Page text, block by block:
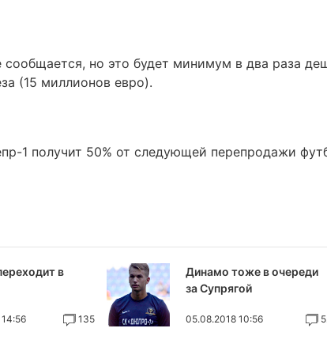
но это будет минимум в два раза
(15 миллионов евро).
1 получит 50% от следующей перепродажи
в
135
Динамо тоже в очереди
за Супрягой
05.08.2018 10:56